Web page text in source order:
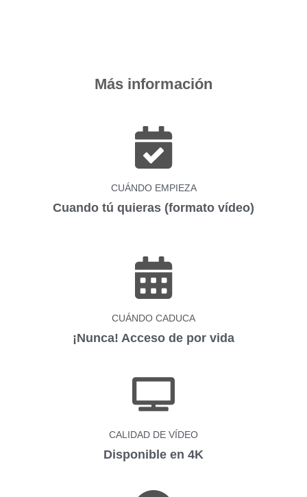
Más información
CUÁNDO EMPIEZA
Cuando tú quieras (formato vídeo)
CUÁNDO CADUCA
¡Nunca! Acceso de por vida
CALIDAD DE VÍDEO
Disponible en 4K